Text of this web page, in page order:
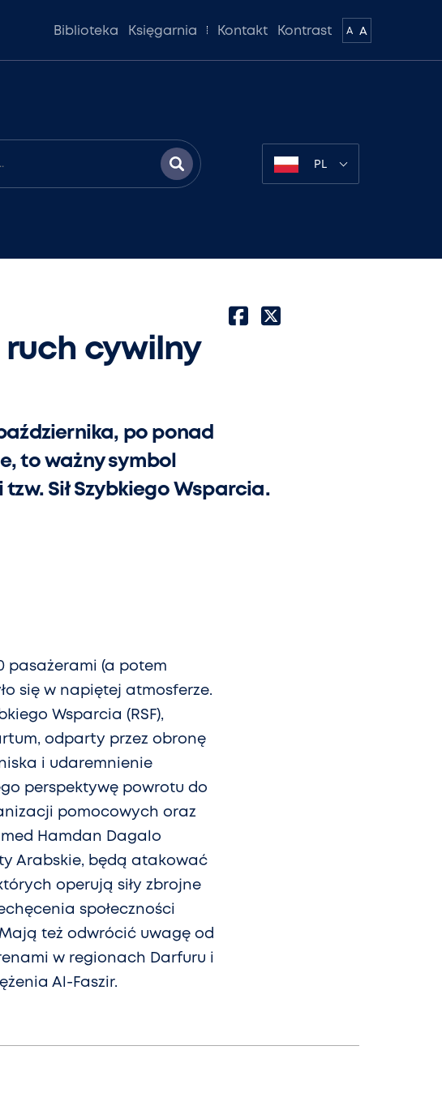
Biblioteka Księgarnia Kontakt Kontrast A A
PL
ruch cywilny
po ponad
to ważny symbol
Sił Szybkiego Wsparcia.
pasażerami (a potem
się w napiętej atmosferze.
Wsparcia (RSF),
odparty przez obronę
i udaremnienie
perspektywę powrotu do
pomocowych oraz
Hamdan Dagalo
Arabskie, będą atakować
operują siły zbrojne
społeczności
też odwrócić uwagę od
w regionach Darfuru i
Al-Faszir.